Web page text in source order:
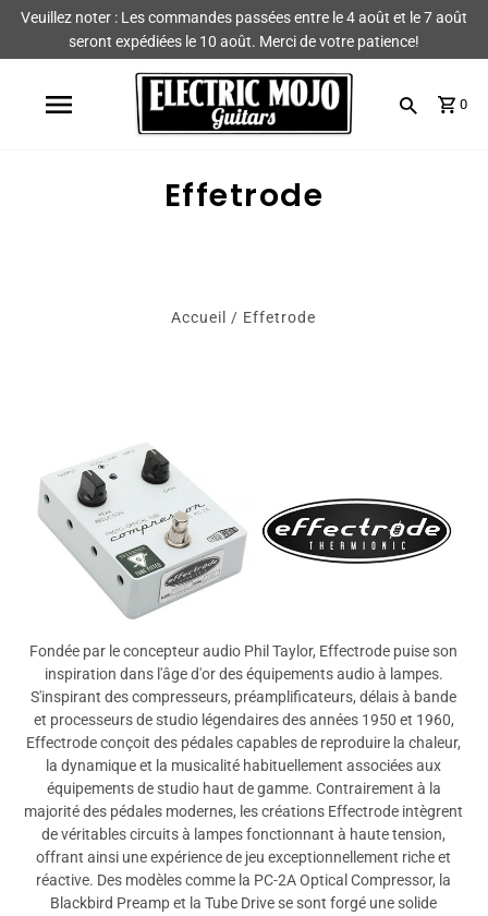
Magasiner
Marques
Tout
Veuillez noter : Les commandes passées entre le 4 août et le 7 août
seront expédiées le 10 août. Merci de votre patience!
0
Effetrode
Accueil / Effetrode
Fondée par le concepteur audio Phil Taylor, Effectrode puise son
inspiration dans l'âge d'or des équipements audio à lampes.
S'inspirant des compresseurs, préamplificateurs, délais à bande
et processeurs de studio légendaires des années 1950 et 1960,
Effectrode conçoit des pédales capables de reproduire la chaleur,
la dynamique et la musicalité habituellement associées aux
équipements de studio haut de gamme. Contrairement à la
majorité des pédales modernes, les créations Effectrode intègrent
de véritables circuits à lampes fonctionnant à haute tension,
offrant ainsi une expérience de jeu exceptionnellement riche et
réactive. Des modèles comme la PC-2A Optical Compressor, la
Blackbird Preamp et la Tube Drive se sont forgé une solide